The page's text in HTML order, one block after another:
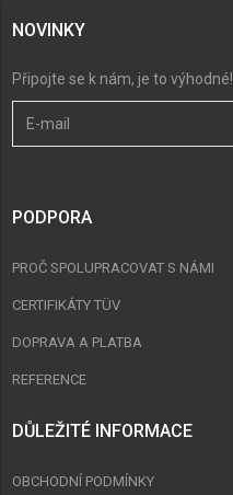
NOVINKY
Připojte se k nám, je to výhodné!
PODPORA
PROČ SPOLUPRACOVAT S NÁMI
CERTIFIKÁTY TÜV
DOPRAVA A PLATBA
REFERENCE
DŮLEŽITÉ INFORMACE
OBCHODNÍ PODMÍNKY